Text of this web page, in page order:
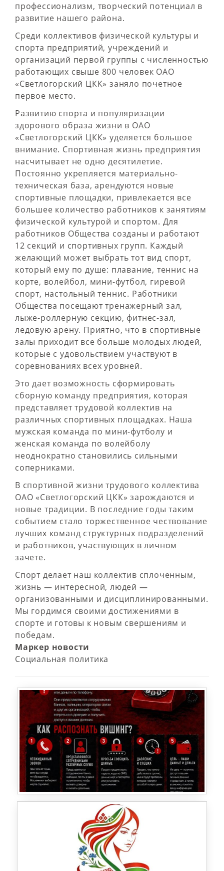
профессионализм, творческий потенциал в
развитие нашего района.
Среди коллективов физической культуры и
спорта предприятий, учреждений и
организаций первой группы с численностью
работающих свыше 800 человек ОАО
«Светлогорский ЦКК» заняло почетное
первое место.
Развитию спорта и популяризации
здорового образа жизни в ОАО
«Светлогорский ЦКК» уделяется большое
внимание. Спортивная жизнь предприятия
насчитывает не одно десятилетие.
Постоянно укрепляется материально-
техническая база, арендуются новые
спортивные площадки, привлекается все
большее количество работников к занятиям
физической культурой и спортом. Для
работников Общества созданы и работают
12 секций и спортивных групп. Каждый
желающий может выбрать тот вид спорт,
который ему по душе: плавание, теннис на
корте, волейбол, мини-футбол, гиревой
спорт, настольный теннис. Работники
Общества посещают тренажерный зал,
лыже-роллерную секцию, фитнес-зал,
ледовую арену. Приятно, что в спортивные
залы приходит все больше молодых людей,
которые с удовольствием участвуют в
соревнованиях всех уровней.
Это дает возможность сформировать
сборную команду предприятия, которая
представляет трудовой коллектив на
различных спортивных площадках. Наша
мужская команда по мини-футболу и
женская команда по волейболу
неоднократно становились сильными
соперниками.
В спортивной жизни трудового коллектива
ОАО «Светлогорский ЦКК» зарождаются и
новые традиции. В последние годы таким
событием стало торжественное чествование
лучших команд структурных подразделений
и работников, участвующих в личном
зачете.
Спорт делает наш коллектив сплоченным,
жизнь — интересной, людей —
организованными и дисциплинированными.
Мы гордимся своими достижениями в
спорте и готовы к новым свершениям и
победам.
Маркер новости
Социальная политика